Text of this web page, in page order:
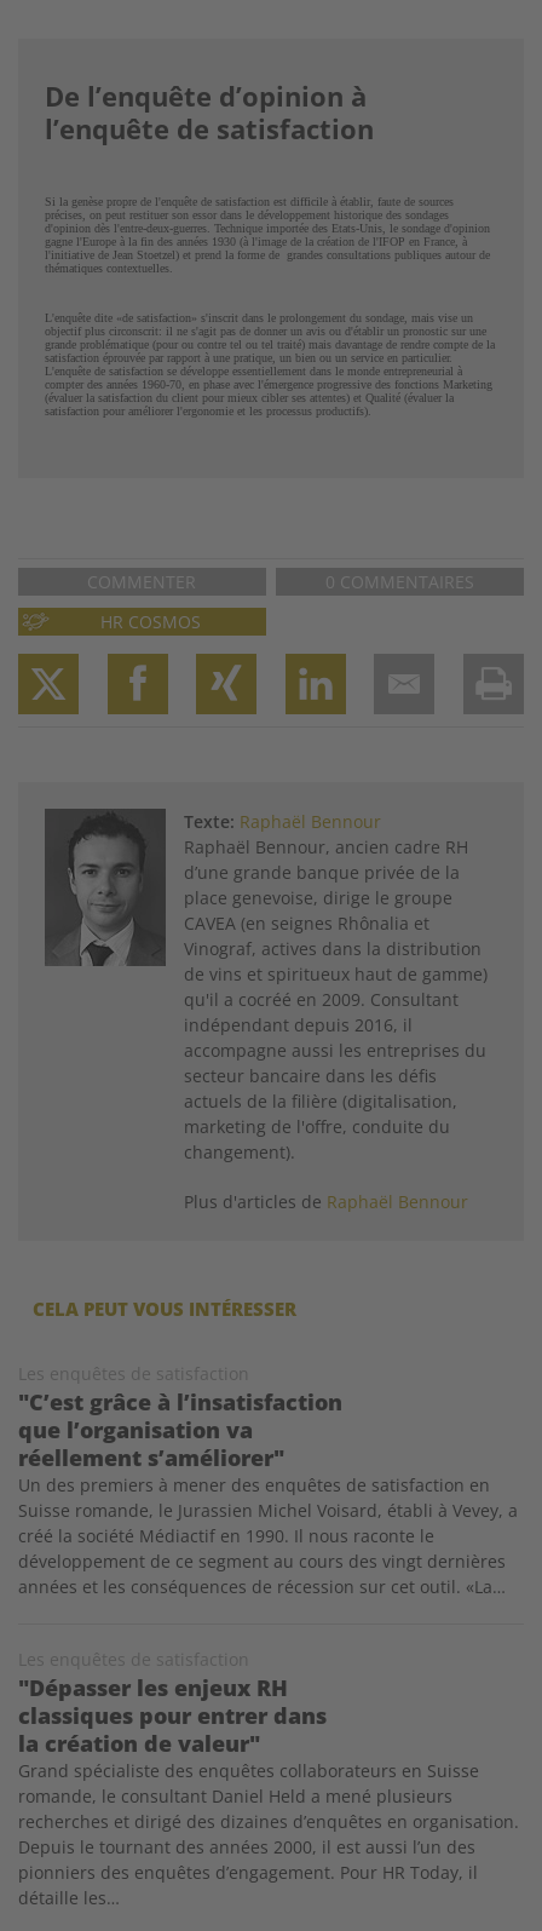
De l’enquête d’opinion à
l’enquête de satisfaction
Si la genèse propre de l'enquête de satisfaction est difficile à établir, faute de sources
précises, on peut restituer son essor dans le développement historique des sondages
d'opinion dès l'entre-deux-guerres. Technique importée des Etats-Unis, le sondage d'opinion
gagne l'Europe à la fin des années 1930 (à l'image de la création de l'IFOP en France, à
l'initiative de Jean Stoetzel) et prend la forme de grandes consultations publiques autour de
thématiques contextuelles.
L'enquête dite «de satisfaction» s'inscrit dans le prolongement du sondage, mais vise un
objectif plus circonscrit: il ne s'agit pas de donner un avis ou d'établir un pronostic sur une
grande problématique (pour ou contre tel ou tel traité) mais davantage de rendre compte de la
satisfaction éprouvée par rapport à une pratique, un bien ou un service en particulier.
L'enquête de satisfaction se développe essentiellement dans le monde entrepreneurial à
compter des années 1960-70, en phase avec l'émergence progressive des fonctions Marketing
(évaluer la satisfaction du client pour mieux cibler ses attentes) et Qualité (évaluer la
satisfaction pour améliorer l'ergonomie et les processus productifs).
COMMENTER
0 COMMENTAIRES
HR COSMOS
TwitterFacebook
XINGLinkedIn
Email
Texte: Raphaël Bennour
Raphaël Bennour, ancien cadre RH
d’une grande banque privée de la
place genevoise, dirige le groupe
CAVEA (en­ seignes Rhônalia et
Vinograf, actives dans la distribution
de vins et spiritueux haut de gamme)
qu'il a co­créé en 2009. Consultant
indépendant depuis 2016, il
accompagne aussi les entreprises du
secteur bancaire dans les défis
actuels de la filière (digitalisation,
marketing de l'offre, conduite du
changement).
Plus d'articles de Raphaël Bennour
CELA PEUT VOUS INTÉRESSER
Les enquêtes de satisfaction
"C’est grâce à l’insatisfaction
que l’organisation va
réellement s’améliorer"
Un des premiers à mener des enquêtes de satisfaction en
Suisse romande, le Jurassien Michel Voisard, établi à Vevey, a
créé la société Médiactif en 1990. Il nous raconte le
développement de ce segment au cours des vingt dernières
années et les conséquences de récession sur cet outil. «La…
Les enquêtes de satisfaction
"Dépasser les enjeux RH
classiques pour entrer dans
la création de valeur"
Grand spécialiste des enquêtes collaborateurs en Suisse
romande, le consultant Daniel Held a mené plusieurs
recherches et dirigé des dizaines d’enquêtes en organisation.
Depuis le tournant des années 2000, il est aussi l’un des
pionniers des enquêtes d’engagement. Pour HR Today, il
détaille les…